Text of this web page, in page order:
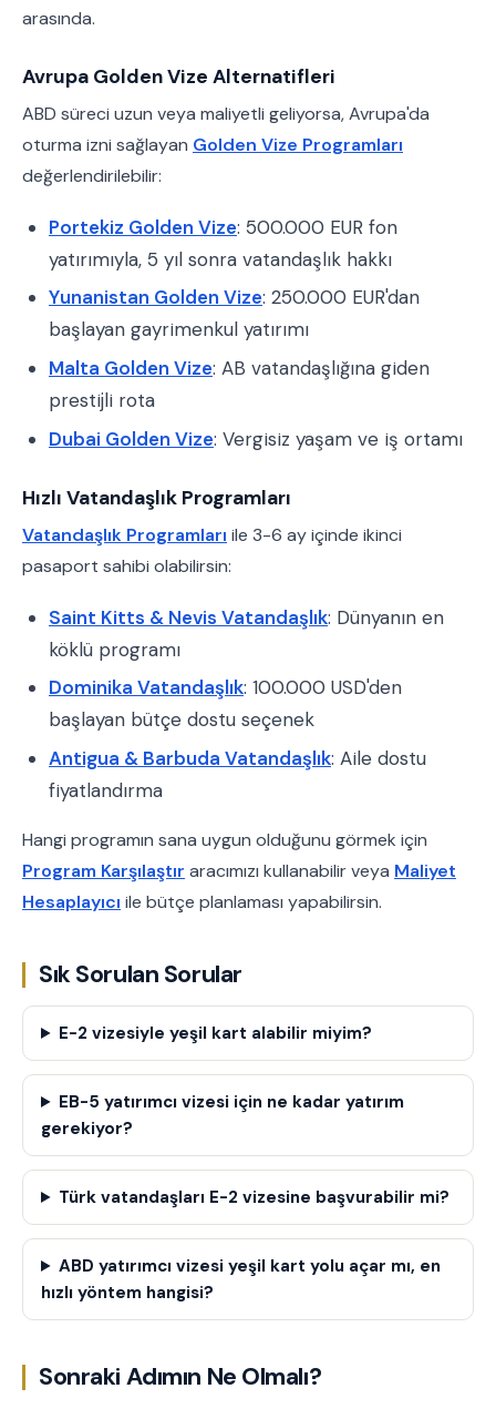
arasında.
Avrupa Golden Vize Alternatifleri
ABD süreci uzun veya maliyetli geliyorsa, Avrupa'da
oturma izni sağlayan Golden Vize Programları
değerlendirilebilir:
Portekiz Golden Vize: 500.000 EUR fon
yatırımıyla, 5 yıl sonra vatandaşlık hakkı
Yunanistan Golden Vize: 250.000 EUR'dan
başlayan gayrimenkul yatırımı
Malta Golden Vize: AB vatandaşlığına giden
prestijli rota
Dubai Golden Vize: Vergisiz yaşam ve iş ortamı
Hızlı Vatandaşlık Programları
Vatandaşlık Programları ile 3-6 ay içinde ikinci
pasaport sahibi olabilirsin:
Saint Kitts & Nevis Vatandaşlık: Dünyanın en
köklü programı
Dominika Vatandaşlık: 100.000 USD'den
başlayan bütçe dostu seçenek
Antigua & Barbuda Vatandaşlık: Aile dostu
fiyatlandırma
Hangi programın sana uygun olduğunu görmek için
Program Karşılaştır aracımızı kullanabilir veya Maliyet
Hesaplayıcı ile bütçe planlaması yapabilirsin.
Sık Sorulan Sorular
E-2 vizesiyle yeşil kart alabilir miyim?
EB-5 yatırımcı vizesi için ne kadar yatırım
gerekiyor?
Türk vatandaşları E-2 vizesine başvurabilir mi?
ABD yatırımcı vizesi yeşil kart yolu açar mı, en
hızlı yöntem hangisi?
Sonraki Adımın Ne Olmalı?